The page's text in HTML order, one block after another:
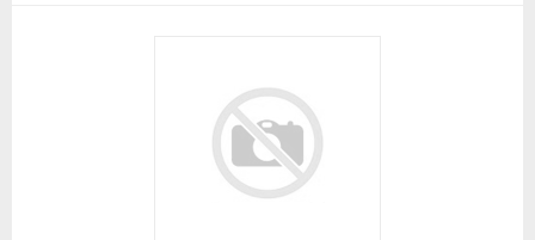
1762-1796
1801-1825
1826-1855